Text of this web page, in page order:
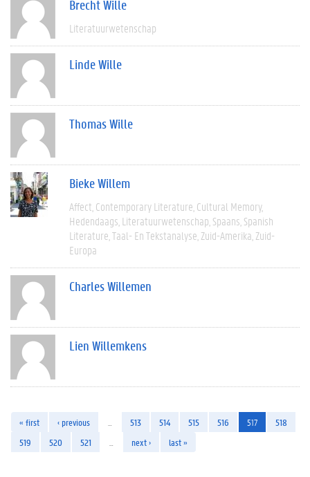
Brecht Wille
Literatuurwetenschap
Linde Wille
Thomas Wille
Bieke Willem
Affect Contemporary Literature Cultural Memory
Hedendaags Literatuurwetenschap Spaans Spanish
Literature Taal- En Tekstanalyse Zuid-Amerika Zuid-
Europa
Charles Willemen
Lien Willemkens
« first ‹ previous 513 514 515 516 517
518
519
520 521 next › last »